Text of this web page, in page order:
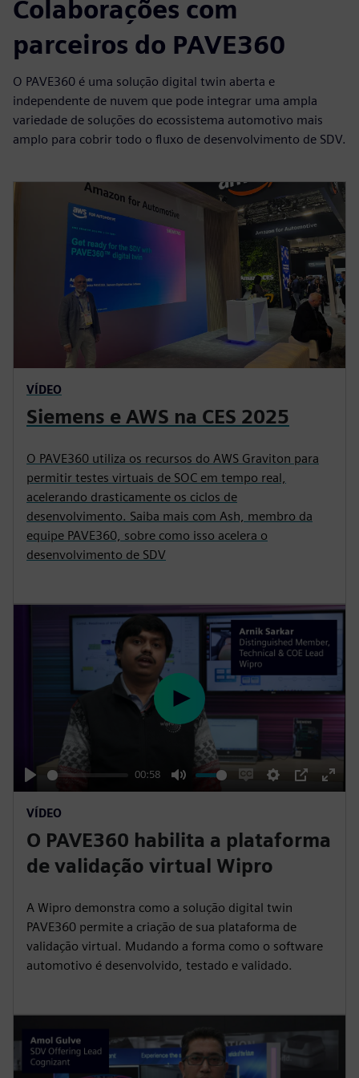
Colaborações com
parceiros do PAVE360
O PAVE360 é uma solução digital twin aberta e
independente de nuvem que pode integrar uma ampla
variedade de soluções do ecossistema automotivo mais
amplo para cobrir todo o fluxo de desenvolvimento de SDV.
VÍDEO
Siemens e AWS na CES 2025
O PAVE360 utiliza os recursos do AWS Graviton para
permitir testes virtuais de SOC em tempo real,
acelerando drasticamente os ciclos de
desenvolvimento. Saiba mais com Ash, membro da
equipe PAVE360, sobre como isso acelera o
desenvolvimento de SDV
P
l
a
y
00:58
M
t
e
E
a
l
e
c
a
p
o
n
s
S
t
g
s
P
P
E
t
r
l
y
VÍDEO
O PAVE360 habilita a plataforma
de validação virtual Wipro
A Wipro demonstra como a solução digital twin
PAVE360 permite a criação de sua plataforma de
validação virtual. Mudando a forma como o software
automotivo é desenvolvido, testado e validado.